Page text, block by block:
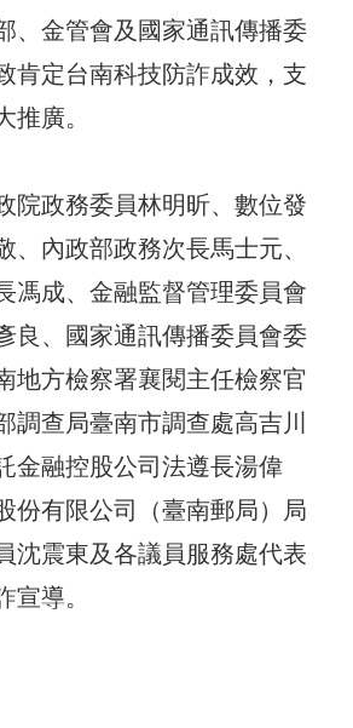
、金管會及國家通訊傳播委
肯定台南科技防詐成效，支
推廣。
院政務委員林明昕、數位發
、內政部政務次長馬士元、
馮成、金融監督管理委員會
良、國家通訊傳播委員會委
地方檢察署襄閱主任檢察官
調查局臺南市調查處高吉川
金融控股公司法遵長湯偉
份有限公司（臺南郵局）局
沈震東及各議員服務處代表
宣導。